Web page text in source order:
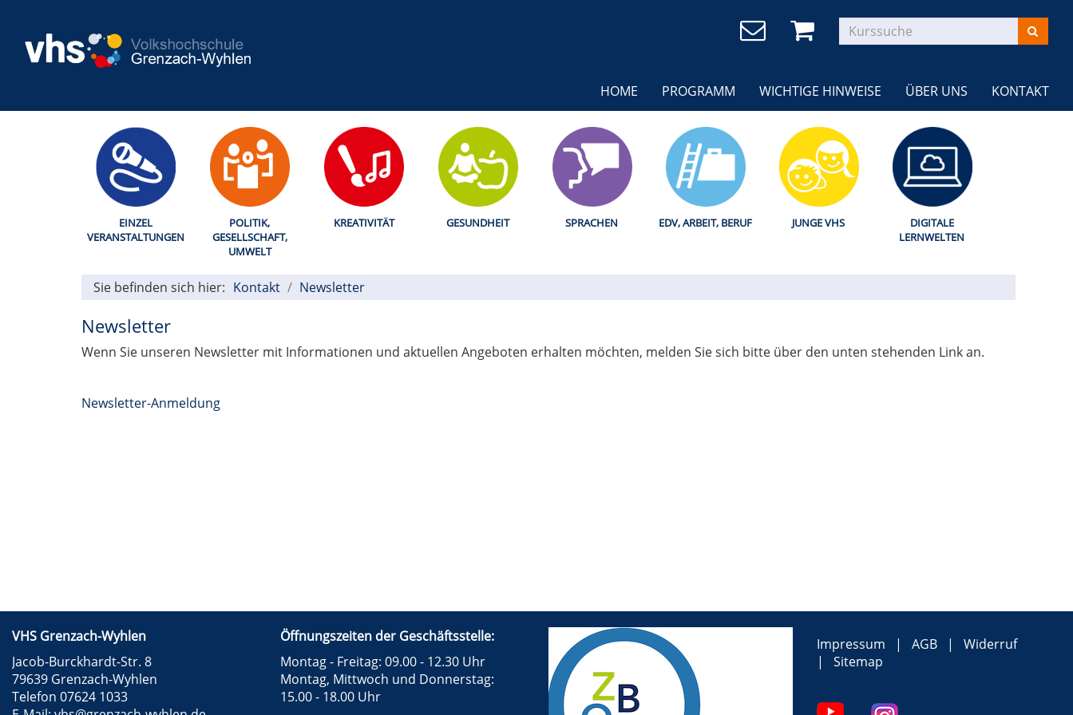
HOME PROGRAMM WICHTIGE HINWEISE ÜBER UNS KONTAKT
EINZEL
VERANSTALTUNGEN
POLITIK,
GESELLSCHAFT,
UMWELT
KREATIVITÄT GESUNDHEIT SPRACHEN EDV, ARBEIT, BERUF JUNGE VHS
DIGITALE
LERNWELTEN
Sie befinden sich hier: Kontakt Newsletter
Newsletter
Wenn Sie unseren Newsletter mit Informationen und aktuellen Angeboten erhalten möchten, melden Sie sich bitte über den unten stehenden Link an.
Newsletter-Anmeldung
VHS Grenzach-Wyhlen
Jacob-Burckhardt-Str. 8
79639 Grenzach-Wyhlen
Telefon 07624 1033
Öffnungszeiten der Geschäftsstelle:
Montag - Freitag: 09.00 - 12.30 Uhr
Montag, Mittwoch und Donnerstag:
15.00 - 18.00 Uhr
Impressum AGB
Widerruf
Sitemap